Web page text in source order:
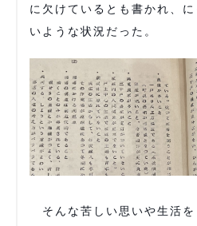
に欠けているとも書かれ、
いような状況だった。
そんな苦しい思いや生活を